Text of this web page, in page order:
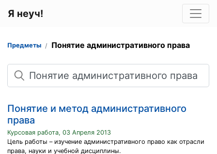
Я неуч!
Предметы Понятие административного права
Поиск
Понятие и метод административного
права
Курсовая работа, 03 Апреля 2013
Цель работы – изучение административного право как отрасли
права, науки и учебной дисциплины.